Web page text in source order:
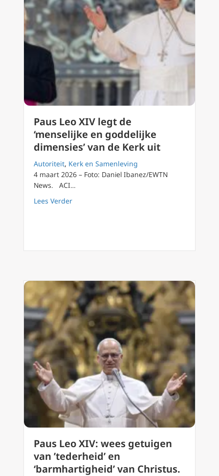
Paus Leo XIV legt de
‘menselijke en goddelijke
dimensies’ van de Kerk uit
Autoriteit, Kerk en Samenleving
4 maart 2026 – Foto: Daniel Ibanez/EWTN
News. ACI…
Lees Verderabout Paus Leo XIV legt de ‘menselijke en
Paus Leo XIV: wees getuigen
van ’tederheid’ en
‘barmhartigheid’ van Christus.